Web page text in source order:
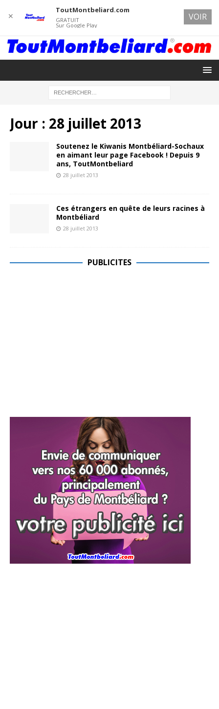
Jour : 28 juillet 2013
Soutenez le Kiwanis Montbéliard-Sochaux
en aimant leur page Facebook ! Depuis 9
ans, ToutMontbeliard
28 juillet 2013
Ces étrangers en quête de leurs racines à
Montbéliard
28 juillet 2013
PUBLICITES
✕
ToutMontbeliard.com
GRATUIT
Sur Google Play
VOIR